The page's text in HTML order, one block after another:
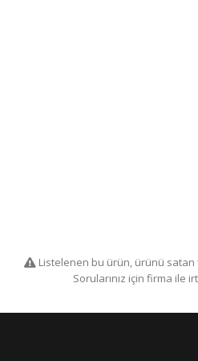
Listelenen bu ürün, ürünü satan
Sorularınız için firma ile